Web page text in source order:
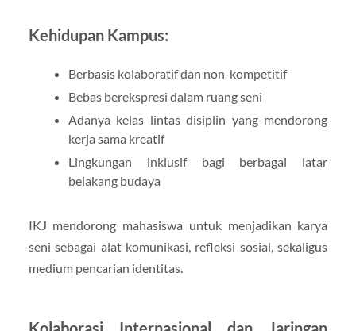
Kehidupan Kampus:
Berbasis kolaboratif dan non-kompetitif
Bebas berekspresi dalam ruang seni
Adanya kelas lintas disiplin yang mendorong
kerja sama kreatif
Lingkungan inklusif bagi berbagai latar
belakang budaya
IKJ mendorong mahasiswa untuk menjadikan karya
seni sebagai alat komunikasi, refleksi sosial, sekaligus
medium pencarian identitas.